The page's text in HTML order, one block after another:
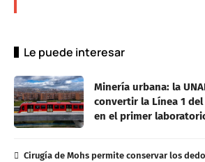
Le puede interesar
Minería urbana: la
convertir la Línea 1
en el primer
Cirugía de Mohs permite conservar los